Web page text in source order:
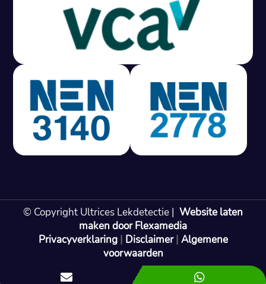
Geen lekkage? Geen betaling.
Vast tarief van € 395,- exc
Rapport binnen 3
werkdagen.
100% RIsicovrij.
Vaak vergoed door
verzekeraar.
NEN 3140 gecertificeerd.
Gratis offerte in 24 uur
Bel: 085 080 55 42
© Copyright Ultrices Lekdetectie | Website laten
maken door Flexamedia
Privacyverklaring| Disclaimer| Algemene
voorwaarden
 